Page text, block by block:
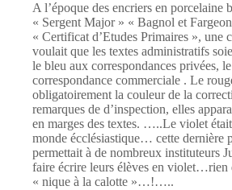
A l’époque des encriers en porcelaine
« Sergent Major » « Bagnol et
« Certificat d’Etudes Primaires », une
voulait que les textes administratifs
le bleu aux correspondances privées,
correspondance commerciale . Le
obligatoirement la couleur de la
remarques de d’inspection, elles
en marges des textes. …..Le violet
monde écclésiastique… cette dernière
permettait à de nombreux instituteurs
faire écrire leurs élèves en violet…rien
« nique à la calotte »…!…..